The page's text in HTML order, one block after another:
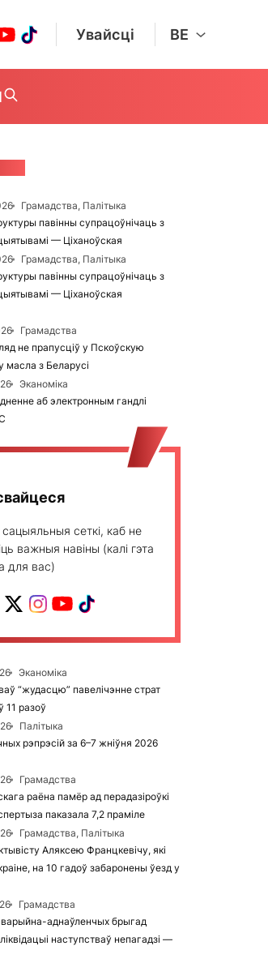
Увайсці BE
Грамадства, Палітыка
павінны супрацоўнічаць з
— Ціханоўская
Грамадства, Палітыка
павінны супрацоўнічаць з
— Ціханоўская
Грамадства
не прапусціў у Пскоўскую
масла з Беларусі
Эканоміка
аб электронным гандлі
сеткі, каб не
важныя навіны (калі гэта
для вас)
Эканоміка
“жудасцю” павелічэнне страт
11 разоў
Палітыка
рэпрэсій за 6–7 жніўня 2026
Грамадства
раёна памёр ад перадазіроўкі
паказала 7,2 праміле
Грамадства, Палітыка
Аляксею Францкевічу, які
на 10 гадоў забаронены ўезд у
Грамадства
аднаўленчых брыгад
наступстваў непагадзі —